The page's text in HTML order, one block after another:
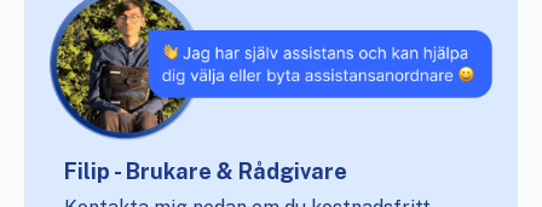
Filip - Brukare & Rådgivare